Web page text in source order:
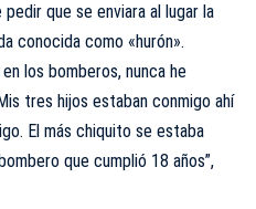
que se enviara al lugar la
conocida como «hurón».
los bomberos, nunca he
tres hijos estaban conmigo ahí
El más chiquito se estaba
que cumplió 18 años”,